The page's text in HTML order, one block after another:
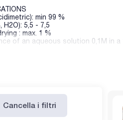
min 99 %
H2O): 5,5 - 7,5
: max. 1 %
of an aqueous solution 0,1M in a
0,15 AU
Cancella i filtri